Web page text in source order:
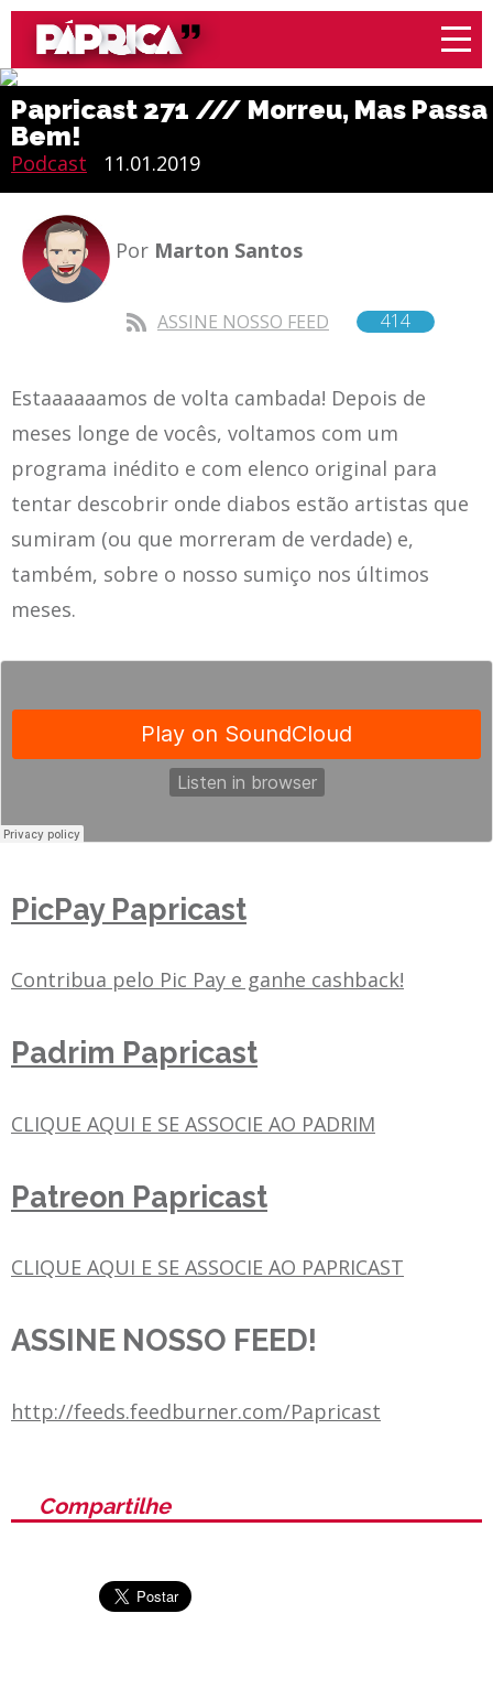
Papricast 271 /// Morreu, Mas Passa
Bem!
Podcast 11.01.2019
Por Marton Santos
ASSINE NOSSO FEED 414
Estaaaaaamos de volta cambada! Depois de
meses longe de vocês, voltamos com um
programa inédito e com elenco original para
tentar descobrir onde diabos estão artistas que
sumiram (ou que morreram de verdade) e,
também, sobre o nosso sumiço nos últimos
meses.
PicPay Papricast
Contribua pelo Pic Pay e ganhe cashback!
Padrim Papricast
CLIQUE AQUI E SE ASSOCIE AO PADRIM
Patreon Papricast
CLIQUE AQUI E SE ASSOCIE AO PAPRICAST
ASSINE NOSSO FEED!
http://feeds.feedburner.com/Papricast
Compartilhe